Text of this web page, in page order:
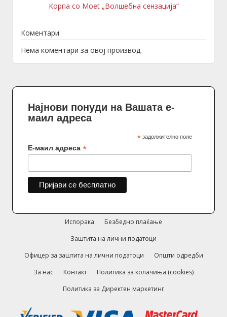
Корпа со Moet „Волшебна сензација“
Коментари
Нема коментари за овој производ.
Најнови понуди на Вашата е-
маил адреса
* задолжително поле
Е-маил адреса *
Испорака
Безбедно плаќање
Заштита на лични податоци
Офицер за заштита на лични податоци
Општи одредби
За нас
Контакт
Политика за колачиња (cookies)
Политика за Директен маркетинг